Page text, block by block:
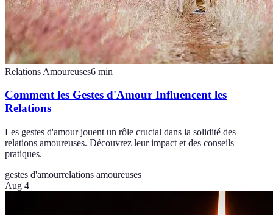
Relations Amoureuses6 min
Comment les Gestes d'Amour Influencent les
Relations
Les gestes d'amour jouent un rôle crucial dans la solidité des
relations amoureuses. Découvrez leur impact et des conseils
pratiques.
gestes d'amourrelations amoureuses
Aug 4